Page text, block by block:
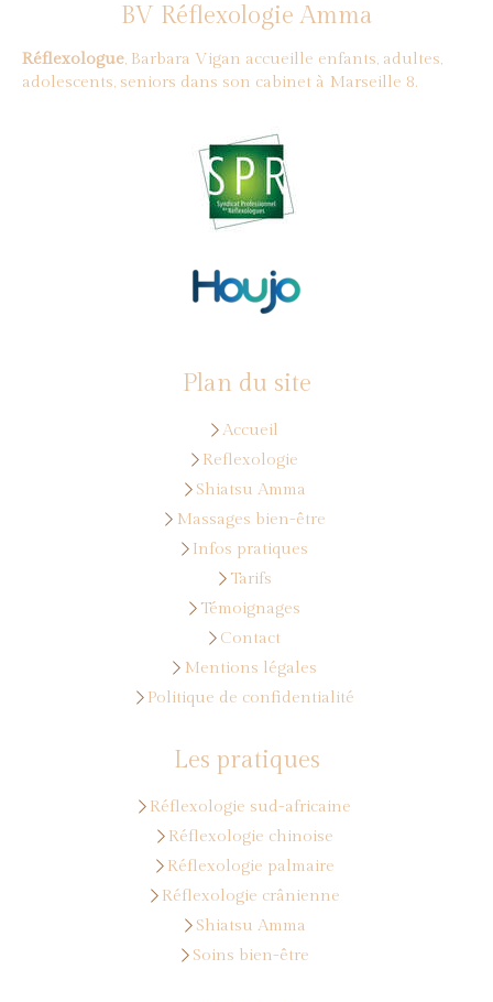
BV Réflexologie Amma
Réflexologue, Barbara Vigan accueille enfants, adultes,
adolescents, seniors dans son cabinet à Marseille 8.
Plan du site
Accueil
Reflexologie
Shiatsu Amma
Massages bien-être
Infos pratiques
Tarifs
Témoignages
Contact
Mentions légales
Politique de confidentialité
Les pratiques
Réflexologie sud-africaine
Réflexologie chinoise
Réflexologie palmaire
Réflexologie crânienne
Shiatsu Amma
Soins bien-être